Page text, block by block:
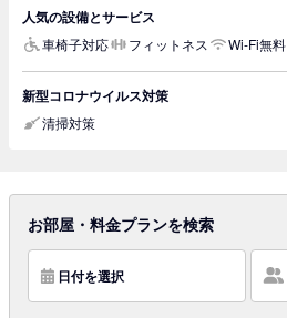
人気の設備とサービス
車椅子対応
フィットネス Wi-Fi無料
新型コロナウイルス対策
清掃対策
お部屋・料金プランを検索
日付を選択